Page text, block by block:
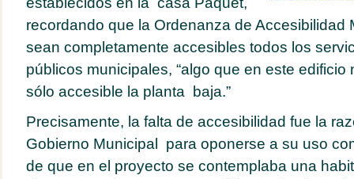
recordando que la Ordenanza de
sean completamente accesibles todos los
públicos municipales, “algo que en este edificio
sólo accesible la planta baja.”
Precisamente, la falta de accesibilidad fue la
Gobierno Municipal para oponerse a su uso
de que en el proyecto se contemplaba una